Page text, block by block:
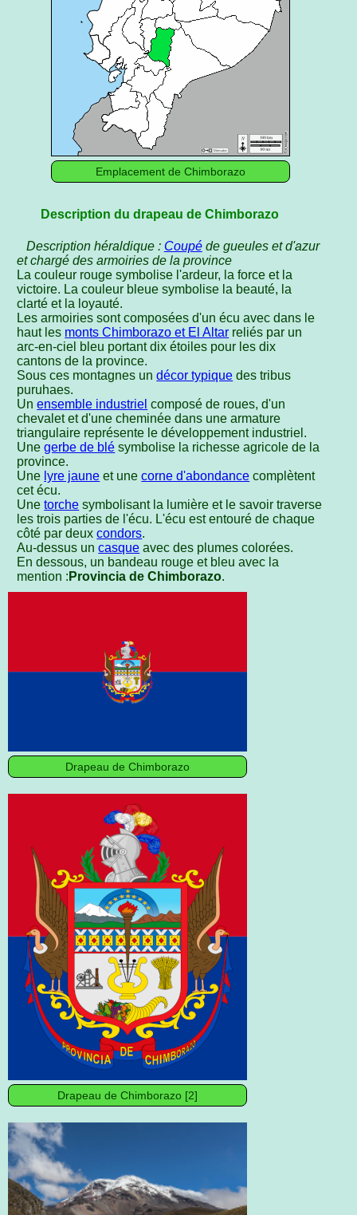
Emplacement de Chimborazo
Description du drapeau de Chimborazo
Description héraldique : Coupéde gueules et d'azur
et chargé des armoiries de la province
La couleur rouge symbolise l'ardeur, la force et la
victoire. La couleur bleue symbolise la beauté, la
clarté et la loyauté.
Les armoiries sont composées d'un écu avec dans le
haut les monts Chimborazo et El Altar reliés par un
arc-en-ciel bleu portant dix étoiles pour les dix
cantons de la province.
Sous ces montagnes undécor typique des tribus
puruhaes.
Unensemble industriel composé de roues, d'un
chevalet et d'une cheminée dans une armature
triangulaire représente le développement industriel.
Unegerbe de blé symbolise la richesse agricole de la
province.
Une lyre jaune et unecorne d'abondance complètent
cet écu.
Unetorche symbolisant la lumière et le savoir traverse
les trois parties de l'écu. L'écu est entouré de chaque
côté par deuxcondors.
Au-dessus uncasque avec des plumes colorées.
En dessous, un bandeau rouge et bleu avec la
mention : Provincia de Chimborazo.
Drapeau de Chimborazo
Drapeau de Chimborazo [2]